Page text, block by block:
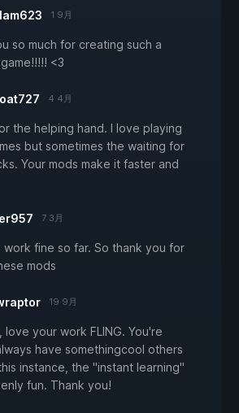
1 9月
so much for creating such a
<3
4 4月
the helping hand. I love playing
but sometimes the waiting for
Your mods make it faster and
7 3月
work fine so far. So thank you for
mods
19 9月
love your work FLING. You're
have somethingcool others
instance, the "instant learning"
fun. Thank you!